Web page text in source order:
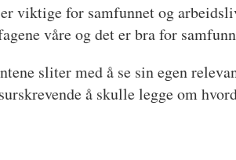
viktige for samfunnet og
våre og det er bra for
sliter med å se sin egen
å skulle legge om